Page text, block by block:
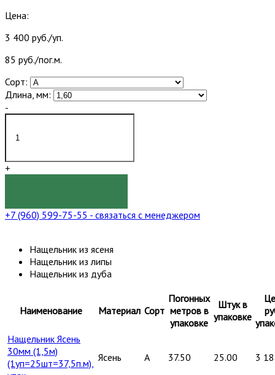
Цена:
3 400 руб./уп.
85 руб./пог.м.
Сорт:
Длина, мм:
-
+
+7 (960) 599-75-55 - связаться с менеджером
Нащельник из ясеня
Нащельник из липы
Нащельник из дуба
Наименование Материал Сорт
Погонных
метров в
упаковке
Штук в
упаковке
Нащельник Ясень
30мм (1,5м)
(1уп=25шт=37,5п.м), Ясень A 37.50 25.00 3